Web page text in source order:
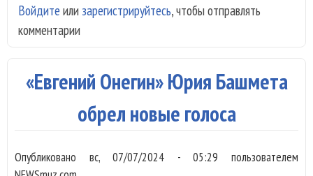
Войдите или зарегистрируйтесь, чтобы отправлять
комментарии
«Евгений Онегин» Юрия Башмета
обрел новые голоса
Опубликовано вс, 07/07/2024 - 05:29 пользователем